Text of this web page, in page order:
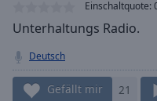
TypeLIVE
live,
currently
behind
LIVE
Einschaltquote:
Unterhaltungs Radio.
Deutsch
Gefällt mir 21